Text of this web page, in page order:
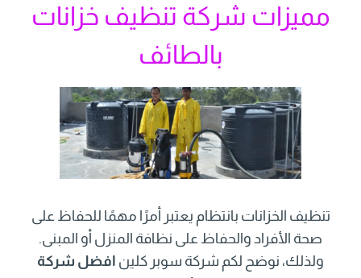
مميزات شركة تنظيف خزانات
بالطائف
تنظيف الخزانات بانتظام يعتبر أمرًا مهمًا للحفاظ على
صحة الأفراد والحفاظ على نظافة المنزل أو المبنى.
ولذلك، نوضح لكم شركة سوبر كلين افضل شركة